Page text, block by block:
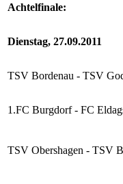
Achtelfinale:
Dienstag, 27.09.2011
TSV Bordenau - TSV
1.FC Burgdorf - FC
TSV Obershagen - TSV